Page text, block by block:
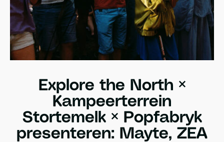
Explore the North ×
Kampeerterrein
Stortemelk × Popfabryk
presenteren: Mayte, ZEA